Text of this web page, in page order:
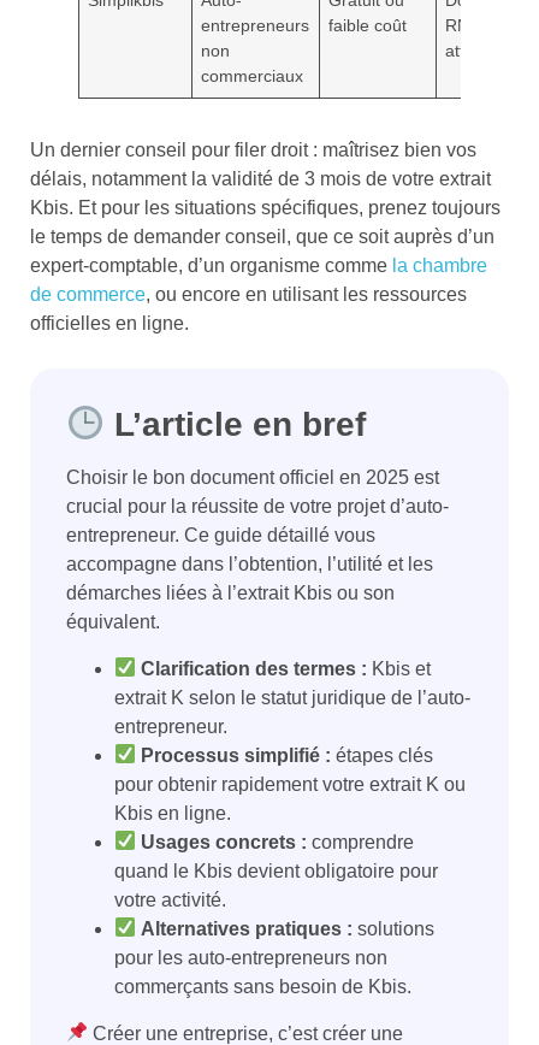
entrepreneurs
non
commerciaux
faible coût
RNE,
attestation
Un dernier conseil pour filer droit : maîtrisez bien vos
délais, notamment la validité de 3 mois de votre extrait
Kbis. Et pour les situations spécifiques, prenez toujours
le temps de demander conseil, que ce soit auprès d’un
expert-comptable, d’un organisme comme la chambre
de commerce, ou encore en utilisant les ressources
officielles en ligne.
L’article en bref
Choisir le bon document officiel en 2025 est
crucial pour la réussite de votre projet d’auto-
entrepreneur. Ce guide détaillé vous
accompagne dans l’obtention, l’utilité et les
démarches liées à l’extrait Kbis ou son
équivalent.
Clarification des termes : Kbis et
extrait K selon le statut juridique de l’auto-
entrepreneur.
Processus simplifié : étapes clés
pour obtenir rapidement votre extrait K ou
Kbis en ligne.
Usages concrets : comprendre
quand le Kbis devient obligatoire pour
votre activité.
Alternatives pratiques : solutions
pour les auto-entrepreneurs non
commerçants sans besoin de Kbis.
Créer une entreprise, c’est créer une